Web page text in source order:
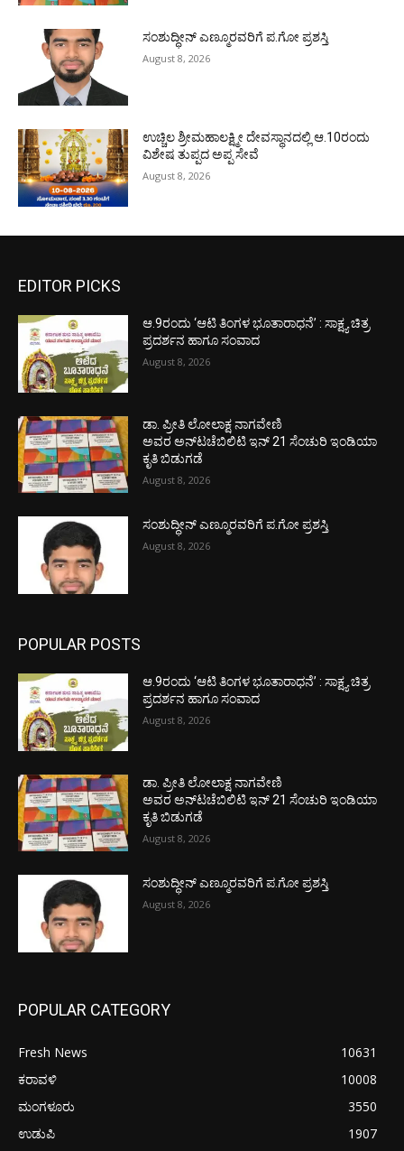
ಸಂಶುದ್ಧೀನ್ ಎಣ್ಮೂರವರಿಗೆ ಪ.ಗೋ ಪ್ರಶಸ್ತಿ
August 8, 2026
ಉಚ್ಚಿಲ ಶ್ರೀಮಹಾಲಕ್ಷ್ಮೀ ದೇವಸ್ಥಾನದಲ್ಲಿ ಆ.10ರಂದು
ವಿಶೇಷ ತುಪ್ಪದ ಅಪ್ಪ ಸೇವೆ
August 8, 2026
EDITOR PICKS
ಆ.9ರಂದು ‘ಆಟಿ ತಿಂಗಳ ಭೂತಾರಾಧನೆ’ : ಸಾಕ್ಷ್ಯ ಚಿತ್ರ
ಪ್ರದರ್ಶನ ಹಾಗೂ ಸಂವಾದ
August 8, 2026
ಡಾ. ಪ್ರೀತಿ ಲೋಲಾಕ್ಷ ನಾಗವೇಣಿ
ಅವರ ಅನ್‌ಟಚೆಬಿಲಿಟಿ ಇನ್ 21 ಸೆಂಚುರಿ ಇಂಡಿಯಾ
ಕೃತಿ ಬಿಡುಗಡೆ
August 8, 2026
ಸಂಶುದ್ಧೀನ್ ಎಣ್ಮೂರವರಿಗೆ ಪ.ಗೋ ಪ್ರಶಸ್ತಿ
August 8, 2026
POPULAR POSTS
ಆ.9ರಂದು ‘ಆಟಿ ತಿಂಗಳ ಭೂತಾರಾಧನೆ’ : ಸಾಕ್ಷ್ಯ ಚಿತ್ರ
ಪ್ರದರ್ಶನ ಹಾಗೂ ಸಂವಾದ
August 8, 2026
ಡಾ. ಪ್ರೀತಿ ಲೋಲಾಕ್ಷ ನಾಗವೇಣಿ
ಅವರ ಅನ್‌ಟಚೆಬಿಲಿಟಿ ಇನ್ 21 ಸೆಂಚುರಿ ಇಂಡಿಯಾ
ಕೃತಿ ಬಿಡುಗಡೆ
August 8, 2026
ಸಂಶುದ್ಧೀನ್ ಎಣ್ಮೂರವರಿಗೆ ಪ.ಗೋ ಪ್ರಶಸ್ತಿ
August 8, 2026
POPULAR CATEGORY
Fresh News
10631
ಕರಾವಳಿ
10008
ಮಂಗಳೂರು
3550
ಉಡುಪಿ
1907